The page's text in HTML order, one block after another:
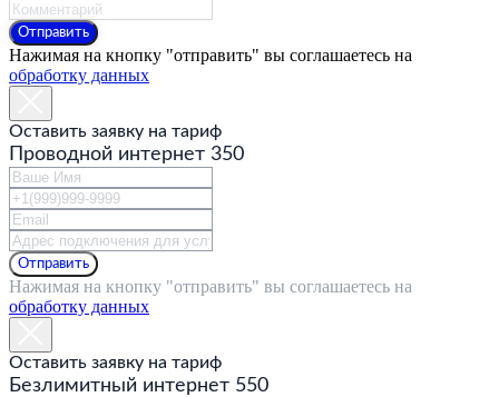
Отправить
Нажимая на кнопку "отправить" вы соглашаетесь на
обработку данных
Оставить заявку на тариф
Проводной интернет 350
Отправить
Нажимая на кнопку "отправить" вы соглашаетесь на
обработку данных
Оставить заявку на тариф
Безлимитный интернет 550